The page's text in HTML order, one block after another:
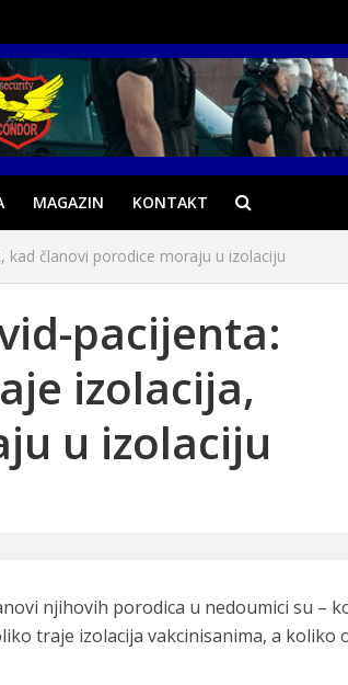
MAGAZIN KONTAKT
kad članovi porodice moraju u izolaciju
pacijenta:
izolacija,
u izolaciju
njihovih porodica u nedoumici su –
traje izolacija vakcinisanima, a koliko